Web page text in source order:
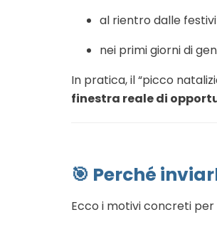
al rientro dalle
nei primi giorni di
In pratica, il “picco
finestra reale di
🎯 Perché
Ecco i motivi concreti